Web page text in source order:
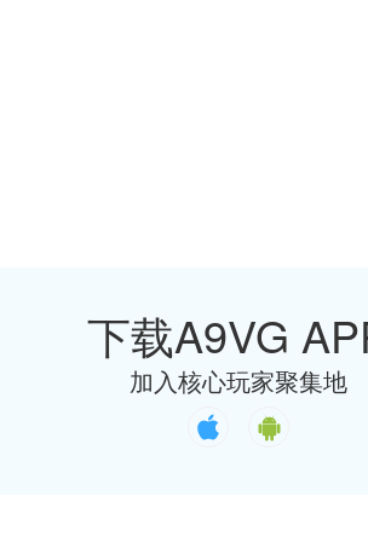
下载A9VG
加入核心玩家聚集地